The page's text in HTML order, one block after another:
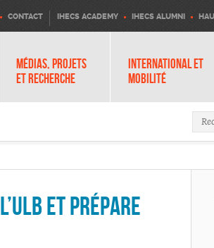
CONTACT IHECS ACADEMY IHECS ALUMNI
MÉDIAS, PROJETS
ET RECHERCHE
INTERNATIONAL ET
MOBILITÉ
et prépare